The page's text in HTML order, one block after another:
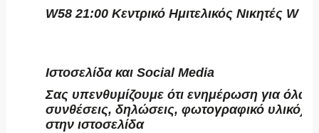
W58 21:00 Κεντρικό Ημιτελικός Νικητές W
Ιστοσελίδα και Social Media
Σας υπενθυμίζουμε ότι ενημέρωση για όλα
συνθέσεις, δηλώσεις, φωτογραφικό υλικό)
στην ιστοσελίδα